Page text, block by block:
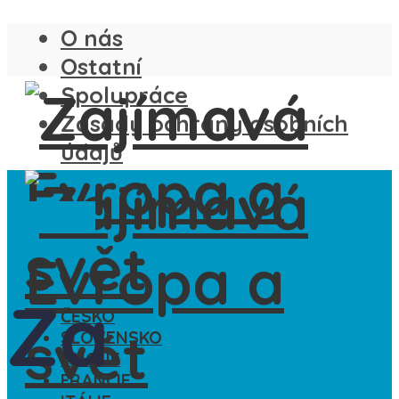
O nás
Ostatní
Spolupráce
Zásady ochrany osobních
údajů
ČESKO
SLOVENSKO
ANGLIE
FRANCIE
Za